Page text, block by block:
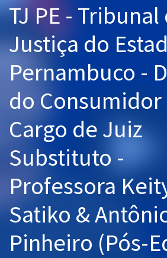
Cursos 20% OFF
Pós
Graduação
OAB
Questões grátis
Conteúdo gratuito
Aprovados
TJ PE - Tribunal
Justiça do
Pernambuco -
do Consumidor
Cargo de Juiz
Substituto -
Professora
Satiko &
Pinheiro (Pós-